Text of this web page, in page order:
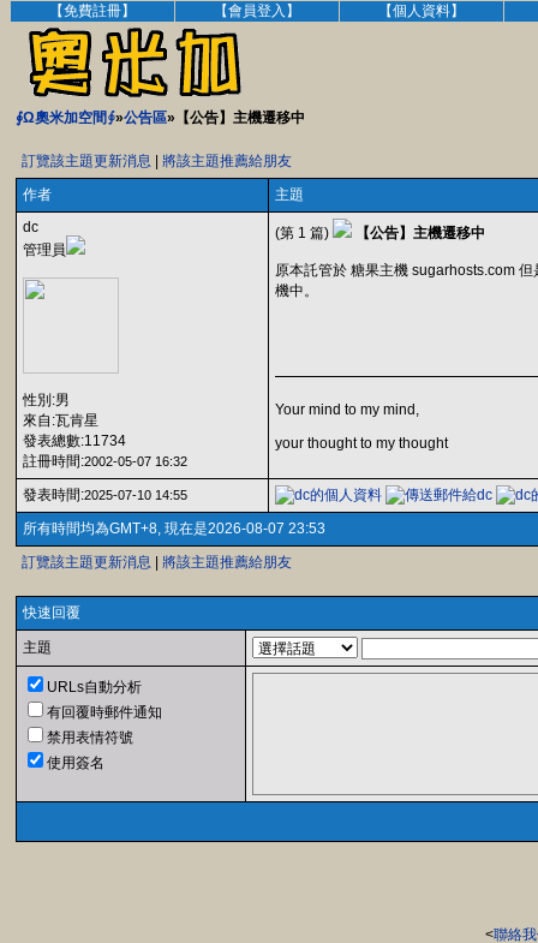
【免費註冊】 【會員登入】 【個人資料】
∮Ω奧米加空間∮»公告區»【公告】主機遷移中
訂覽該主題更新消息
將該主題推薦給朋友
作者
主題
dc
管理員
性別:男
來自:瓦肯星
發表總數:11734
註冊時間:2002-05-07 16:32
(第 1 篇) 【公告】主機遷移中
原本託管於 糖果主機 sugarhosts.com
機中。
Your mind to my mind,
your thought to my thought
發表時間:2025-07-10 14:55
所有時間均為GMT+8, 現在是2026-08-07 23:53
訂覽該主題更新消息
將該主題推薦給朋友
快速回覆
主題
URLs自動分析
有回覆時郵件通知
禁用表情符號
使用簽名
<聯絡